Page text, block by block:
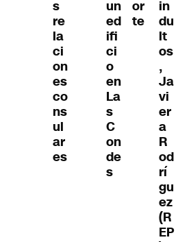
s
re
la
ci
on
es
co
ns
ul
ar
es
un
ed
ifi
ci
o
en
La
s
C
on
de
s
or
te
in
du
lt
os
,
Ja
vi
er
a
R
od
rí
gu
ez
(R
EP